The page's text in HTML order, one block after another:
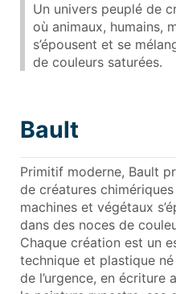
Un univers peuplé de
où animaux, humains,
s’épousent et se
de couleurs saturées.
Bault
Primitif moderne, Bault
de créatures
machines et végétaux
dans des noces de
Chaque création est un
technique et plastique né
de l’urgence, en écriture